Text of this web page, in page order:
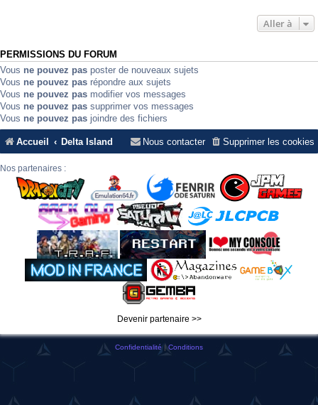
Aller à
PERMISSIONS DU FORUM
Vous ne pouvez pas poster de nouveaux sujets
Vous ne pouvez pas répondre aux sujets
Vous ne pouvez pas modifier vos messages
Vous ne pouvez pas supprimer vos messages
Vous ne pouvez pas joindre des fichiers
Accueil Delta Island Supprimer les cookies
Nous contacter
Nos partenaires :
Devenir partenaire >>
Confidentialité|Conditions